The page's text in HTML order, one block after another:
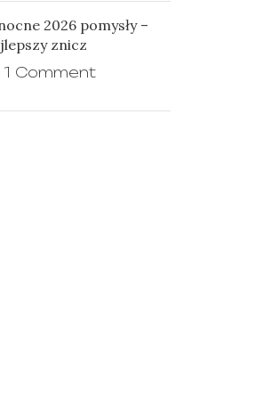
2026 pomysły –
znicz
1 Comment